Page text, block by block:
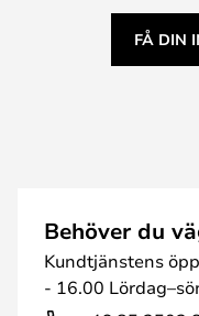
FÅ DIN
Behöver du
Kundtjänstens
- 16.00